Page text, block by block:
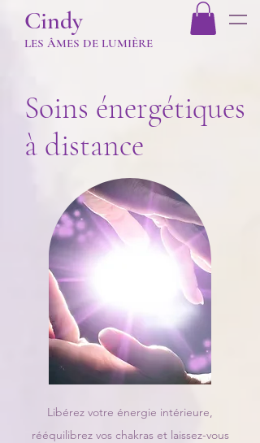
Cindy
LES ÂMES DE LUMIÈRE
Soins énergétiques
à distance
Libérez votre énergie intérieure,
rééquilibrez vos chakras et laissez-vous